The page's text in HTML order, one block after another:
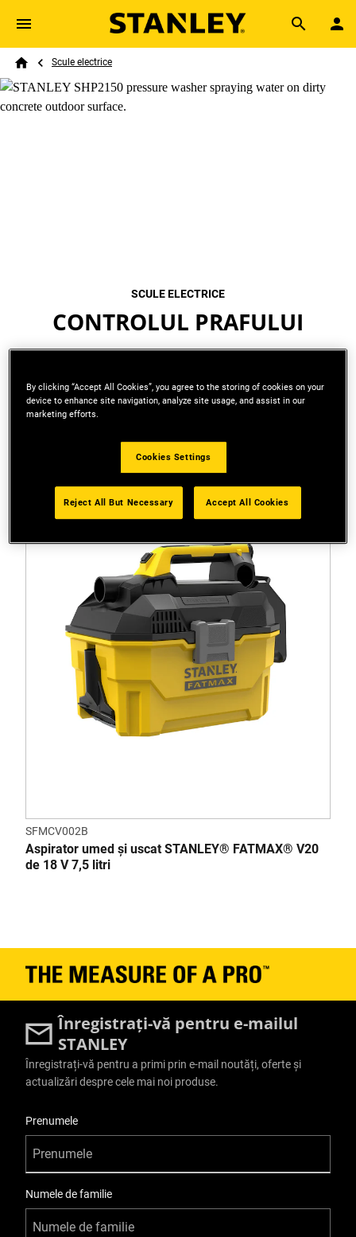
Skip to main content
Search
Breadcrumb
Scule electrice
SCULE ELECTRICE
CONTROLUL PRAFULUI
SFMCV002B
Aspirator umed și uscat STANLEY® FATMAX® V20
de 18 V 7,5 litri
Înregistrați-vă pentru e-mailul
STANLEY
Înregistrați-vă pentru a primi prin e-mail noutăți, oferte și
actualizări despre cele mai noi produse.
Prenumele
Numele de familie
By clicking “Accept All Cookies”, you agree to the storing of cookies on your
device to enhance site navigation, analyze site usage, and assist in our
marketing efforts.
Cookies Settings
Reject All But Necessary Accept All Cookies